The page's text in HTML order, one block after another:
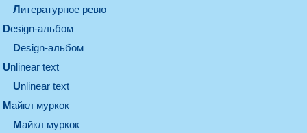
литературное ревю
design-альбом
design-альбом
unlinear text
Unlinear text
майкл муркок
майкл муркок